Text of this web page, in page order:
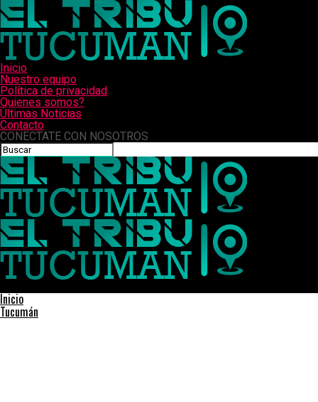
Inicio
Nuestro equipo
Política de privacidad
Quienes somos?
Últimas Noticias
Contacto
CONECTATE CON NOSOTROS
Inicio
Tucumán